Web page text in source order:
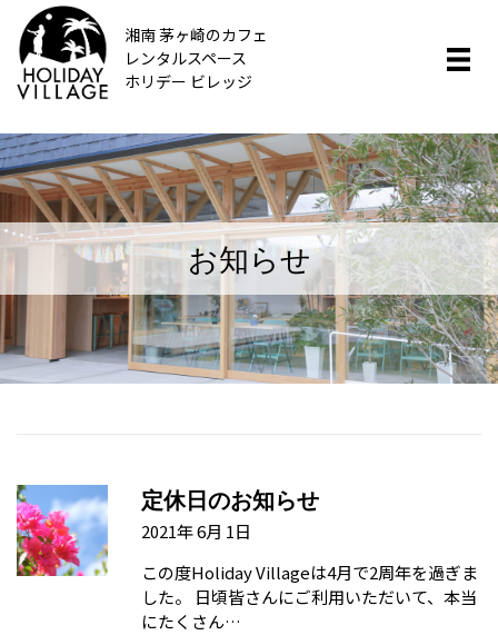
湘南 茅ヶ崎のカフェ
レンタルスペース
ホリデー ビレッジ
お知らせ
定休日のお知らせ
2021年 6月 1日
この度Holiday Villageは4月で2周年を過ぎま
した。 日頃皆さんにご利用いただいて、本当
にたくさん…